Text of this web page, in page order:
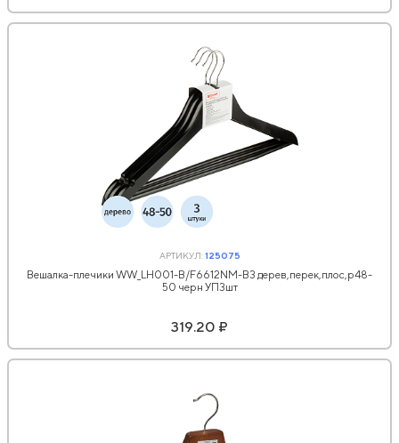
АРТИКУЛ:125075
Вешалка-плечики WW_LH001-B/F6612NM-B3 дерев,перек,плос,р48-
50 черн УП3шт
319.20 ₽